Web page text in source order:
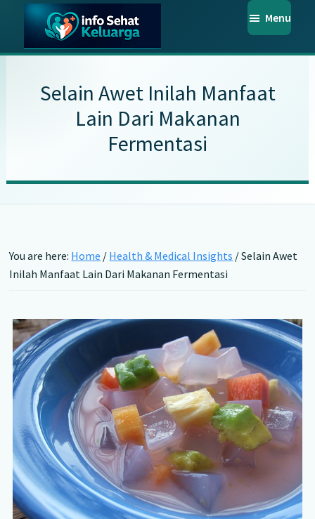
main
primary
footerInfo
Keluarga
Temukan
Informasi
Kesehatan
Keluarga
Menu
Selain Awet Inilah Manfaat
Lain Dari Makanan
Fermentasi
You are here: Home / Health & Medical Insights /Selain Awet
Inilah Manfaat Lain Dari Makanan Fermentasi